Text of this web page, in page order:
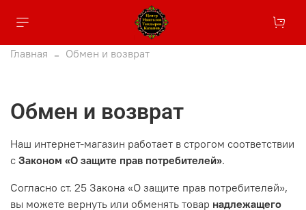
Главная Обмен и возврат
Обмен и возврат
Наш интернет-магазин работает в строгом соответствии
с Законом «О защите прав потребителей».
Согласно ст. 25 Закона «О защите прав потребителей»,
вы можете вернуть или обменять товар надлежащего